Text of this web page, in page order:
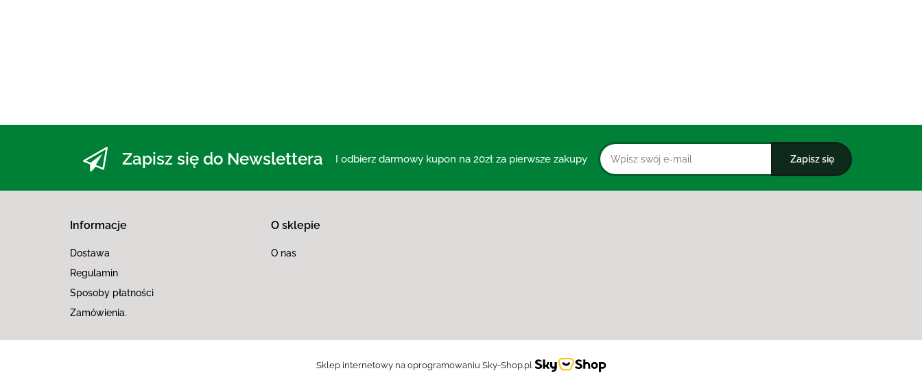
Zapisz się do Newslettera I odbierz darmowy kupon na 20zł za pierwsze zakupy
Informacje
Dostawa
Regulamin
Sposoby płatności
Zamówienia.
O sklepie
O nas
Sklep internetowy na oprogramowaniu Sky-Shop.pl